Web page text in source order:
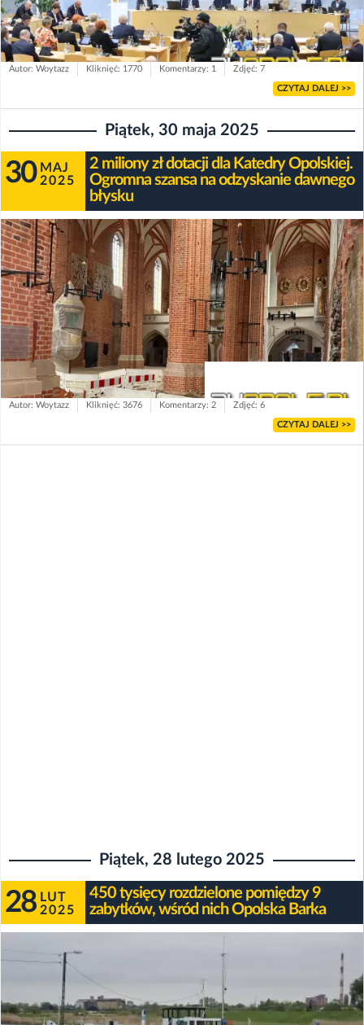
Autor: Woytazz Kliknięć: 1770 Komentarzy: 1 Zdjęć: 7
CZYTAJ DALEJ >>
Piątek, 30 maja 2025
30 MAJ
2025
2 miliony zł dotacji dla Katedry Opolskiej.
Ogromna szansa na odzyskanie dawnego
błysku
Autor: Woytazz Kliknięć: 3676 Komentarzy: 2 Zdjęć: 6
CZYTAJ DALEJ >>
Piątek, 28 lutego 2025
28 LUT
2025
450 tysięcy rozdzielone pomiędzy 9
zabytków, wśród nich Opolska Barka